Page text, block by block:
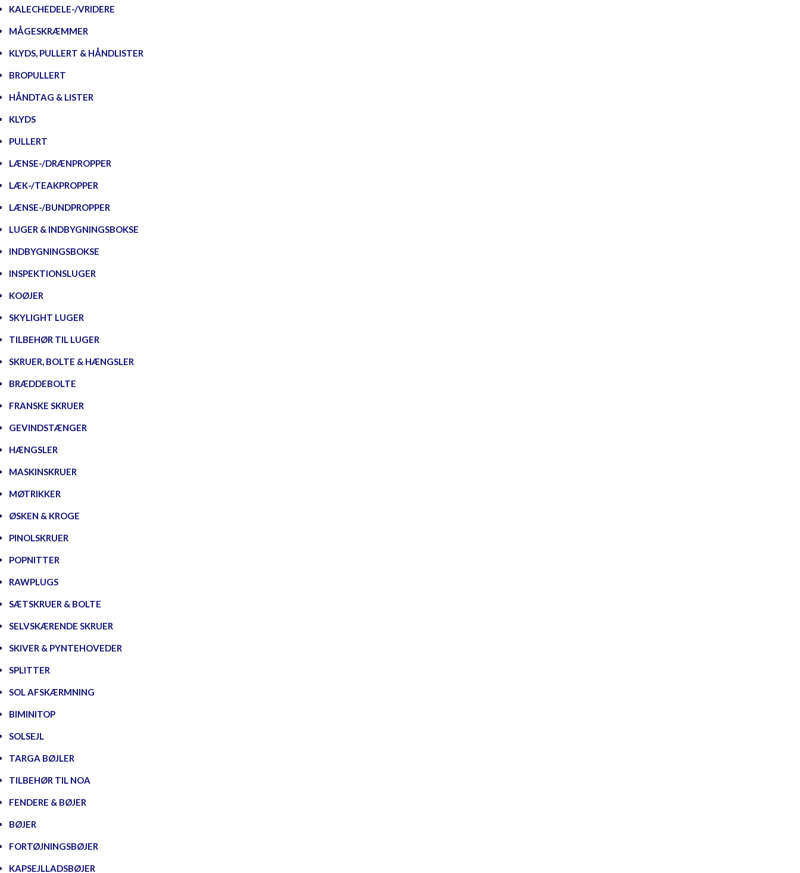
KALECHEDELE-/VRIDERE
MÅGESKRÆMMER
KLYDS, PULLERT & HÅNDLISTER
BROPULLERT
HÅNDTAG & LISTER
KLYDS
PULLERT
LÆNSE-/DRÆNPROPPER
LÆK-/TEAKPROPPER
LÆNSE-/BUNDPROPPER
LUGER & INDBYGNINGSBOKSE
INDBYGNINGSBOKSE
INSPEKTIONSLUGER
KOØJER
SKYLIGHT LUGER
TILBEHØR TIL LUGER
SKRUER, BOLTE & HÆNGSLER
BRÆDDEBOLTE
FRANSKE SKRUER
GEVINDSTÆNGER
HÆNGSLER
MASKINSKRUER
MØTRIKKER
ØSKEN & KROGE
PINOLSKRUER
POPNITTER
RAWPLUGS
SÆTSKRUER & BOLTE
SELVSKÆRENDE SKRUER
SKIVER & PYNTEHOVEDER
SPLITTER
SOL AFSKÆRMNING
BIMINITOP
SOLSEJL
TARGA BØJLER
TILBEHØR TIL NOA
FENDERE & BØJER
BØJER
FORTØJNINGSBØJER
KAPSEJLLADSBØJER